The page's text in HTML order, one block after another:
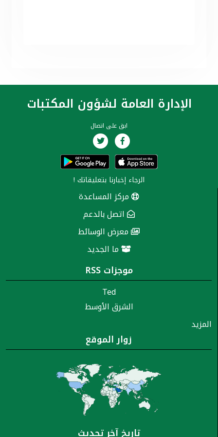
الإدارة العامة لشؤون المكتبات
ابق على اتصال
الرجاء إخبارنا بتعليقاتك !
مركز المساعدة
اتصل بالدعم
معرض الوسائط
ما الجديد
موجزات RSS
Ted
الشرق الأوسط
المزيد
زوار الموقع
تاريخ آخر تحديث